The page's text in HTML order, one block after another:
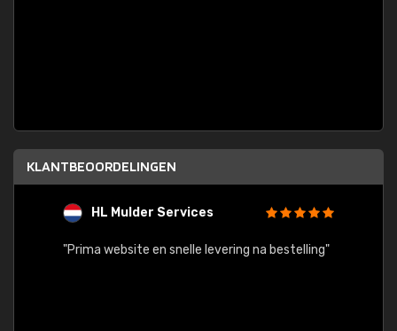
KLANTBEOORDELINGEN
HL Mulder Services
"Prima website en snelle levering na bestelling"